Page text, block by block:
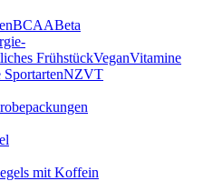
BCAABeta
FrühstückVeganVitamine
NZVT
mit Koffein